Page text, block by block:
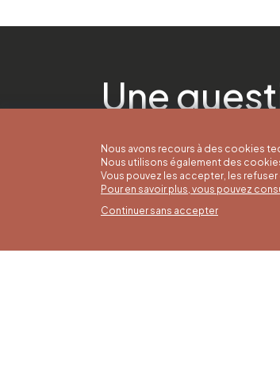
Une
Nous avons recours à des cookies
Nous utilisons également des
Vous pouvez les accepter, les
Pour en savoir plus, vous pouvez
Continuer sans accepter